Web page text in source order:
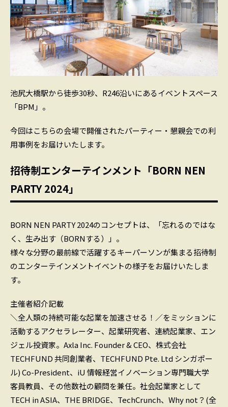
池尻大橋駅から徒歩30秒、R246沿いにあるイベントスペース
「BPM」。
今回はこちらの会場で開催されたパーティー・懇親会での利
用事例をお届けいたします。
招待制エンターテインメント「BORN NEN
PARTY 2024」
BORN NEN PARTY 2024のコンセプトは、「忘れるのではな
く、生み出す（BORNする）」。
様々な分野の最前線で活躍するキーパーソンが集まる招待制
のエンターテインメントイベントの様子をお届けいたしま
す。
主催者紹介記載
＼全人類の持続可能な起業を加速させる！／をミッションに
活動するアクセラレーター、起業研究者、連続起業家、エン
ジェル投資家。Axla Inc. Founder & CEO、株式会社
TECHFUND 共同創業者、TECHFUND Pte. Ltd シンガポー
ル) Co-President、iU 情報経営イノベーション専門職大学
客員教員、その他数社の顧問を兼任。社会起業家として
TECH in ASIA、THE BRIDGE、TechCrunch、Why not？(全